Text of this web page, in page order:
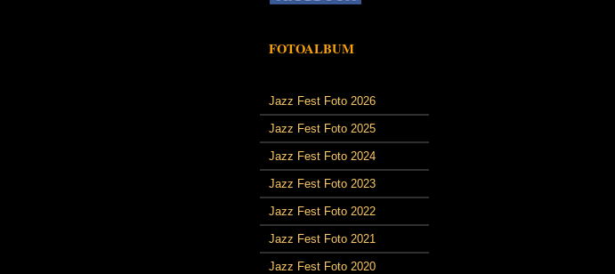
FOTOALBUM
Jazz Fest Foto 2026
Jazz Fest Foto 2025
Jazz Fest Foto 2024
Jazz Fest Foto 2023
Jazz Fest Foto 2022
Jazz Fest Foto 2021
Jazz Fest Foto 2020